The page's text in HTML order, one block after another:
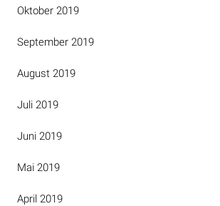
Oktober 2019
September 2019
August 2019
Juli 2019
Juni 2019
Mai 2019
April 2019